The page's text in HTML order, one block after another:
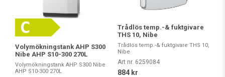
Volymökningstank AHP S300
Nibe AHP S10-300 270L
Volymökningstank AHP S300 Nibe
AHP S10-300 270L
Trådlös temp.-& fuktgivare
THS 10, Nibe
Trådlös temp.-& fuktgivare THS 10,
Nibe
Art nr. 6259084
884 kr